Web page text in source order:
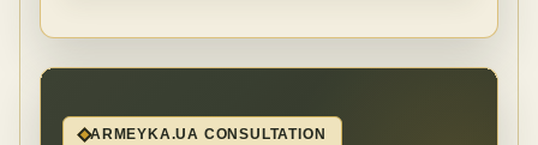
ARMEYKA.UA CONSULTATION